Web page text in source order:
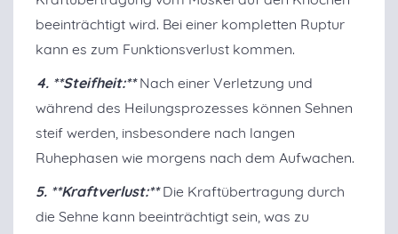
beeinträchtigt wird. Bei einer kompletten Ruptur
kann es zum Funktionsverlust kommen.
4. **Steifheit:**Nach einer Verletzung und
während des Heilungsprozesses können Sehnen
steif werden, insbesondere nach langen
Ruhephasen wie morgens nach dem Aufwachen.
5. **Kraftverlust:** Die Kraftübertragung durch
die Sehne kann beeinträchtigt sein, was zu